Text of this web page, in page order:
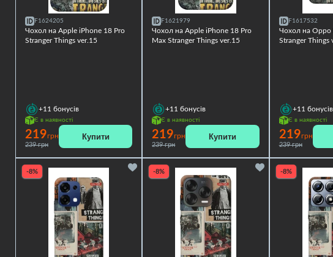
F1624205
Чохол на Apple iPhone 18 Pro
Stranger Things ver.15
+11 бонусів
Є в наявності
219грн
239 грн
Купити
F1621979
Чохол на Apple iPhone 18 Pro
Max Stranger Things ver.15
+11 бонусів
Є в наявності
219грн
239 грн
Купити
F1617532
Чохол на Oppo
Stranger Things
+11 бонусів
Є в наявності
219грн
239 грн
-8% -8% -8%